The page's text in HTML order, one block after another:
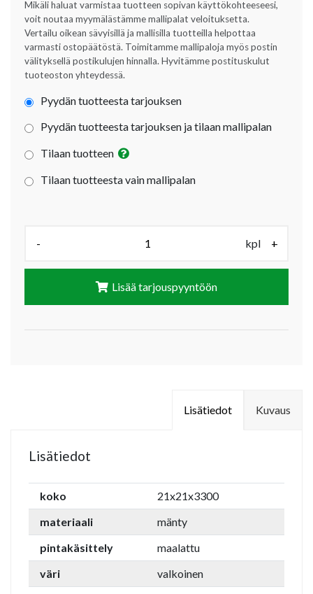
Mikäli haluat varmistaa tuotteen sopivan käyttökohteeseesi,
voit noutaa myymälästämme mallipalat veloituksetta.
Vertailu oikean sävyisillä ja mallisilla tuotteilla helpottaa
varmasti ostopäätöstä. Toimitamme mallipaloja myös postin
välityksellä postikulujen hinnalla. Hyvitämme postituskulut
tuoteoston yhteydessä.
Pyydän tuotteesta tarjouksen
Pyydän tuotteesta tarjouksen ja tilaan mallipalan
Tilaan tuotteen
Tilaan tuotteesta vain mallipalan
- kpl +
Lisää tarjouspyyntöön
Kuvaus
Lisätiedot
Lisätiedot
koko
21x21x3300
materiaali
mänty
pintakäsittely
maalattu
väri
valkoinen